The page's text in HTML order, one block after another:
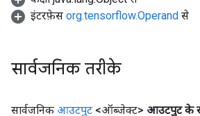
इंटरफ़ेस org.tensorflow.Operand से
सार्वजनिक तरीके
सार्वजनिक आउटपुट <ऑब्जेक्ट> आउटपुट के